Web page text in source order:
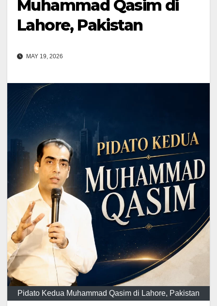
Muhammad Qasim di
Lahore, Pakistan
MAY 19, 2026
Pidato Kedua Muhammad Qasim di Lahore, Pakistan